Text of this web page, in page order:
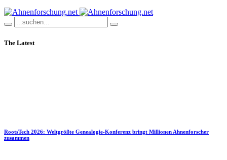
The Latest
RootsTech 2026: Weltgrößte Genealogie-Konferenz bringt Millionen Ahnenforscher
zusammen